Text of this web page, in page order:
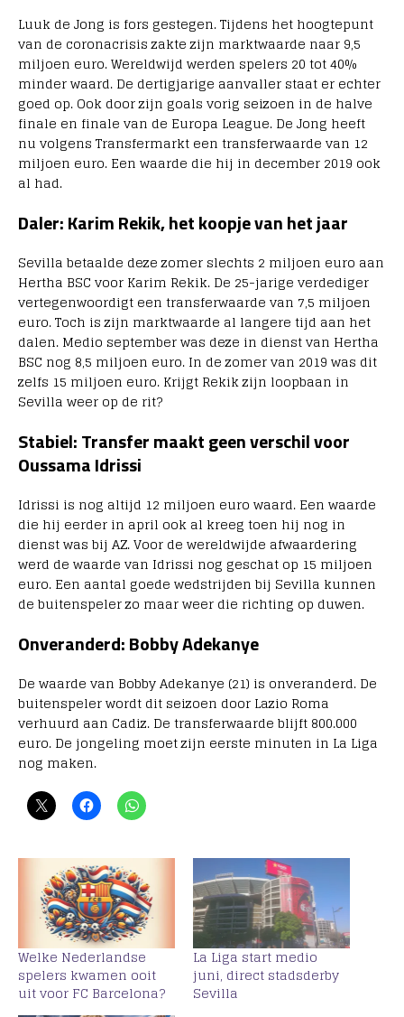
Luuk de Jong is fors gestegen. Tijdens het hoogtepunt
van de coronacrisis zakte zijn marktwaarde naar 9,5
miljoen euro. Wereldwijd werden spelers 20 tot 40%
minder waard. De dertigjarige aanvaller staat er echter
goed op. Ook door zijn goals vorig seizoen in de halve
finale en finale van de Europa League. De Jong heeft
nu volgens Transfermarkt een transferwaarde van 12
miljoen euro. Een waarde die hij in december 2019 ook
al had.
Daler: Karim Rekik, het koopje van het jaar
Sevilla betaalde deze zomer slechts 2 miljoen euro aan
Hertha BSC voor Karim Rekik. De 25-jarige verdediger
vertegenwoordigt een transferwaarde van 7,5 miljoen
euro. Toch is zijn marktwaarde al langere tijd aan het
dalen. Medio september was deze in dienst van Hertha
BSC nog 8,5 miljoen euro. In de zomer van 2019 was dit
zelfs 15 miljoen euro. Krijgt Rekik zijn loopbaan in
Sevilla weer op de rit?
Stabiel: Transfer maakt geen verschil voor
Oussama Idrissi
Idrissi is nog altijd 12 miljoen euro waard. Een waarde
die hij eerder in april ook al kreeg toen hij nog in
dienst was bij AZ. Voor de wereldwijde afwaardering
werd de waarde van Idrissi nog geschat op 15 miljoen
euro. Een aantal goede wedstrijden bij Sevilla kunnen
de buitenspeler zo maar weer die richting op duwen.
Onveranderd: Bobby Adekanye
De waarde van Bobby Adekanye (21) is onveranderd. De
buitenspeler wordt dit seizoen door Lazio Roma
verhuurd aan Cadiz. De transferwaarde blijft 800.000
euro. De jongeling moet zijn eerste minuten in La Liga
nog maken.
Welke Nederlandse
spelers kwamen ooit
uit voor FC Barcelona?
La Liga start medio
juni, direct stadsderby
Sevilla